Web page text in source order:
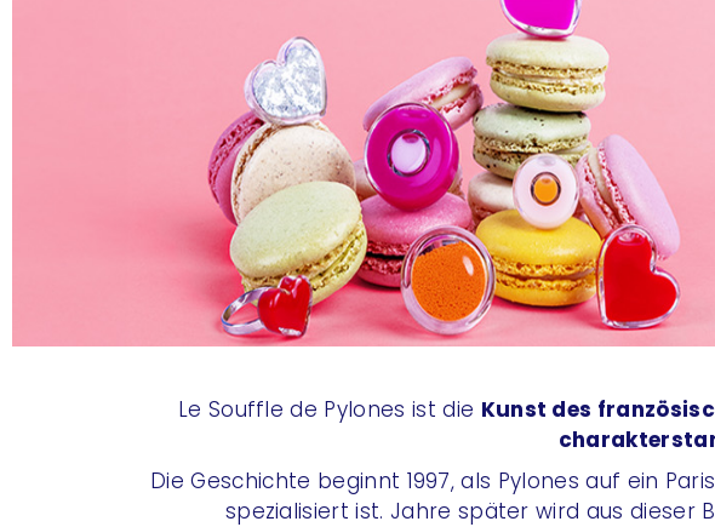
Le Souffle de Pylones ist die Kunst des
Die Geschichte beginnt 1997, als Pylones auf ein
spezialisiert ist. Jahre später wird aus dieser